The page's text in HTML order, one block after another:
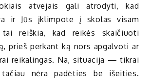
atvejais gali atrodyti, kad
ir Jūs įklimpote į skolas visam
reiškia, kad reikės skaičiuoti
prieš perkant ką nors apgalvoti ar
reikalingas. Na, situacija — tikrai
tačiau nėra padėties be išeities.